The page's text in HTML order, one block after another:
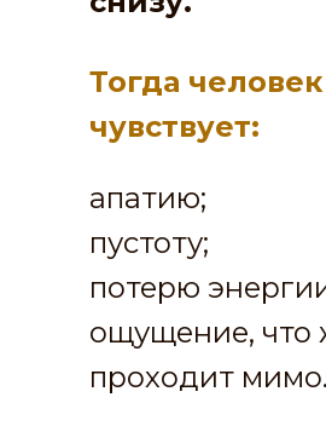
Тогда человек
чувствует:
апатию;
пустоту;
потерю
ощущение, что
проходит мимо.